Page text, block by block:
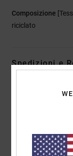
Composizione
riciclato
Spedizioni e
Recensioni